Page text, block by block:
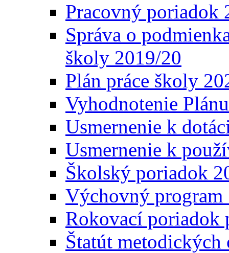
Pracovný poriadok
Správa o
školy 2019/20
Plán práce školy
Vyhodnotenie
Usmernenie k
Usmernenie k
Školský poriadok
Výchovný
Rokovací poriadok
Štatút